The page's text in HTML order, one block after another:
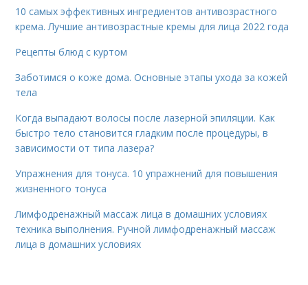
10 самых эффективных ингредиентов антивозрастного
крема. Лучшие антивозрастные кремы для лица 2022 года
Рецепты блюд с куртом
Заботимся о коже дома. Основные этапы ухода за кожей
тела
Когда выпадают волосы после лазерной эпиляции. Как
быстро тело становится гладким после процедуры, в
зависимости от типа лазера?
Упражнения для тонуса. 10 упражнений для повышения
жизненного тонуса
Лимфодренажный массаж лица в домашних условиях
техника выполнения. Ручной лимфодренажный массаж
лица в домашних условиях